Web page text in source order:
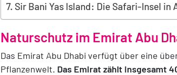
Sir Bani Yas Island: Die Safari-Insel in
Naturschutz im Emirat Abu
Das Emirat Abu Dhabi verfügt über eine
Pflanzenwelt. Das Emirat zählt insgesamt